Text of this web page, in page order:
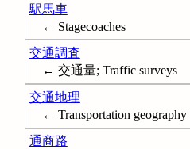
駅馬車
← Stagecoaches
交通調査
← 交通量; Traffic surveys
交通地理
← Transportation geography
通商路